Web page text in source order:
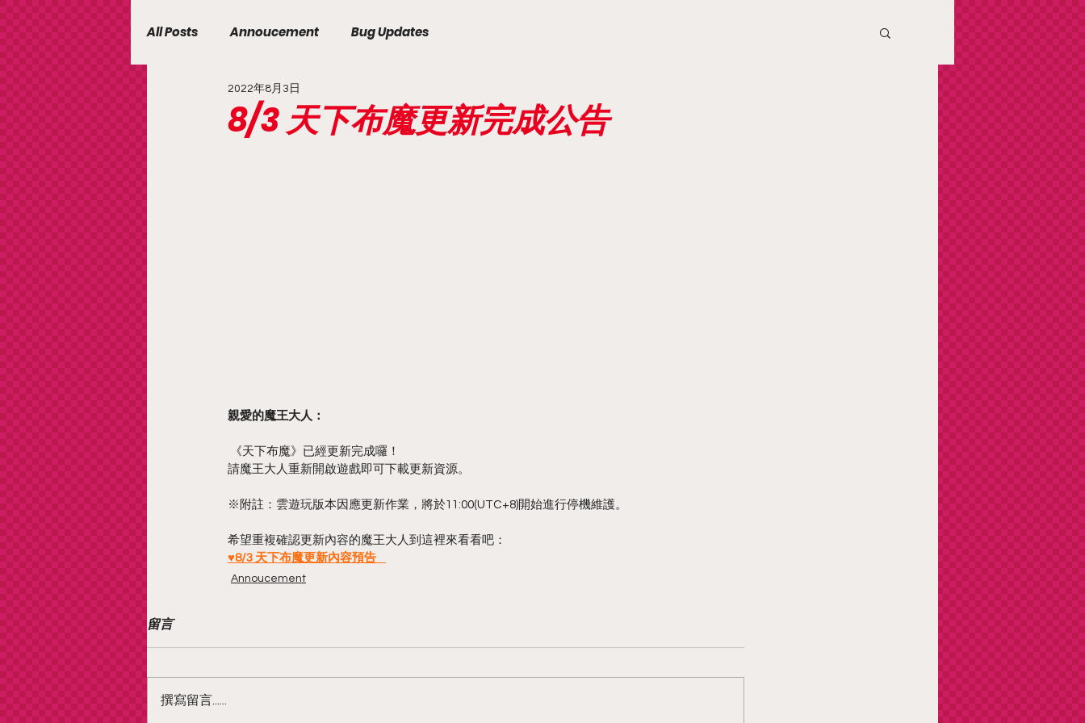
All Posts Annoucement Bug Updates
8/3 天下布魔更新完成公告
2022年8月3日
親愛的魔王大人：
《天下布魔》已經更新完成囉！
請魔王大人重新開啟遊戲即可下載更新資源。
※附註：雲遊玩版本因應更新作業，將於11:00(UTC+8)開始進行停機維護。
希望重複確認更新內容的魔王大人到這裡來看看吧：
♥8/3 天下布魔更新內容預告
Annoucement
留言
撰寫留言......